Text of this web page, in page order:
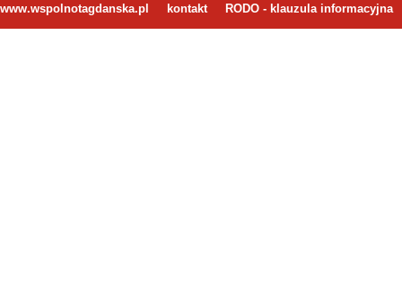
www.wspolnotagdanska.pl kontakt RODO - klauzula informacyjna